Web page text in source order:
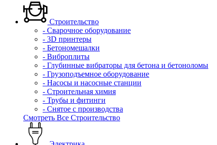
Строительство
- Сварочное оборудование
- 3D принтеры
- Бетономешалки
- Виброплиты
- Глубинные вибраторы для бетона и бетоноломы
- Грузоподъемное оборудование
- Насосы и насосные станции
- Строительная химия
- Трубы и фитинги
- Снятое с производства
Смотреть Все Строительство